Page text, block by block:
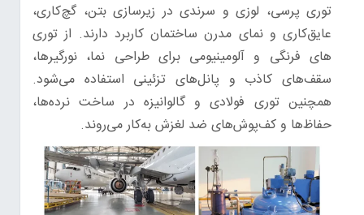
توری پرسی، لوزی و سرندی در زیرسازی بتن، گچ‌کاری،
عایق‌کاری و نمای مدرن ساختمان کاربرد دارند. از توری
های فرنگی و آلومینیومی برای طراحی نما، نورگیرها،
سقف‌های کاذب و پانل‌های تزئینی استفاده می‌شود.
همچنین توری‌ فولادی و گالوانیزه در ساخت نرده‌ها،
حفاظ‌ها و کف‌پوش‌های ضد لغزش به‌کار می‌روند.